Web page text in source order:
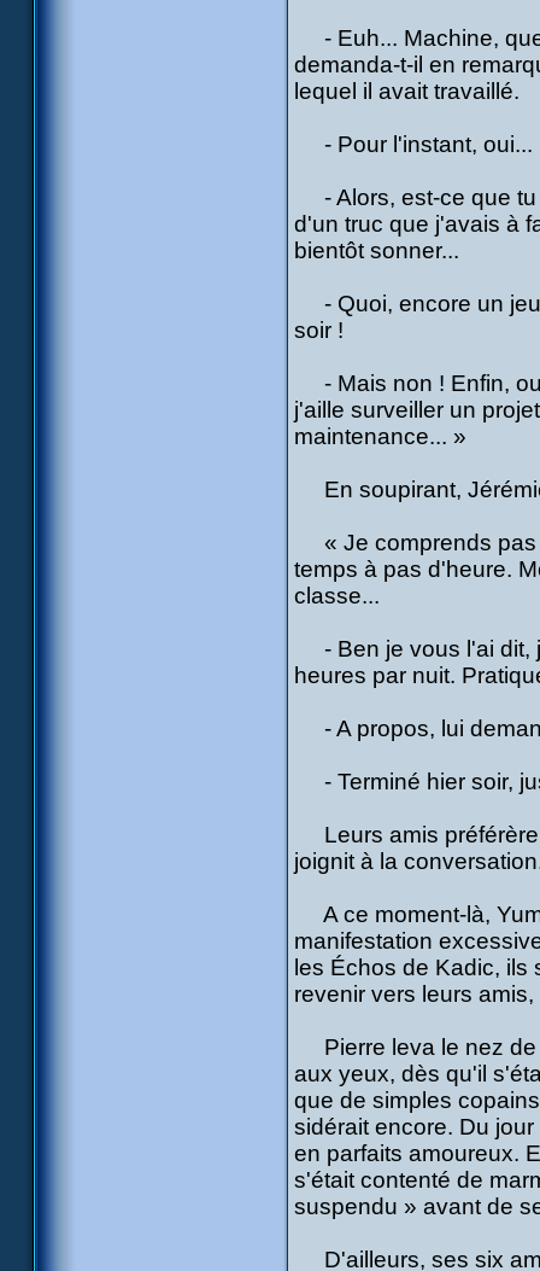
- Euh... Machine,
demanda-t-il en
lequel il avait travaillé.
- Pour l'instant, oui...
- Alors, est-ce que tu
d'un truc que j'avais à
bientôt sonner...
- Quoi, encore un jeu
soir !
- Mais non ! Enfin,
j'aille surveiller un
maintenance... »
En soupirant,
« Je comprends pas
temps à pas d'heure.
classe...
- Ben je vous l'ai dit,
heures par nuit.
- A propos, lui
- Terminé hier soir,
Leurs amis
joignit à la
A ce moment-là,
manifestation
les Échos de Kadic,
revenir vers leurs
Pierre leva le nez de
aux yeux, dès qu'il
que de simples
sidérait encore. Du
en parfaits amoureux.
s'était contenté de
suspendu » avant de
D'ailleurs, ses six